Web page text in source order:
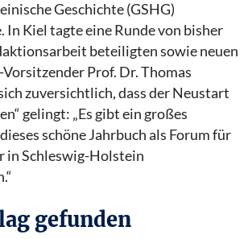
Geschichte (GSHG)
In Kiel tagte eine Runde von bisher
beteiligten sowie neuen
Prof. Dr. Thomas
zuversichtlich, dass der Neustart
gelingt: „Es gibt ein großes
schöne Jahrbuch als Forum für
in Schleswig-Holstein
gefunden